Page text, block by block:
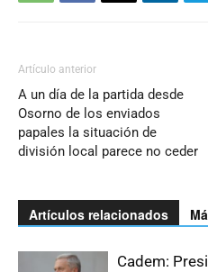
Artículo anterior
A un día de la partida desde
Osorno de los enviados
papales la situación de
división local parece no ceder
Artículos relacionados
Cadem: